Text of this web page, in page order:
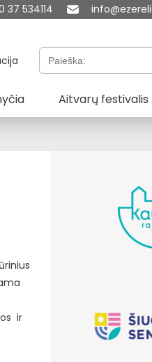
37 534114
Paieška:
Aitvarų festivalis
ir